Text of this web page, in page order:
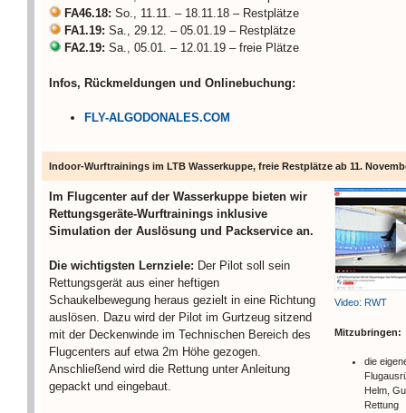
FA46.18: So., 11.11. – 18.11.18 – Restplätze
FA1.19: Sa., 29.12. – 05.01.19 – Restplätze
FA2.19: Sa., 05.01. – 12.01.19 – freie Plätze
Infos, Rückmeldungen und Onlinebuchung:
FLY-ALGODONALES.COM
Indoor-Wurftrainings im LTB Wasserkuppe, freie Restplätze ab 11.
Im Flugcenter auf der Wasserkuppe bieten wir
Rettungsgeräte-Wurftrainings inklusive
Simulation der Auslösung und Packservice an.
Die wichtigsten Lernziele: Der Pilot soll sein
Rettungsgerät aus einer heftigen
Schaukelbewegung heraus gezielt in eine Richtung
auslösen. Dazu wird der Pilot im Gurtzeug sitzend
mit der Deckenwinde im Technischen Bereich des
Flugcenters auf etwa 2m Höhe gezogen.
Anschließend wird die Rettung unter Anleitung
gepackt und eingebaut.
Video: RWT
Mitzubringen:
die
Helm,
Rettung